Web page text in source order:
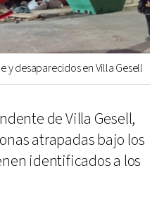
y desaparecidos en Villa Gesell
de Villa Gesell,
atrapadas bajo los
identificados a los